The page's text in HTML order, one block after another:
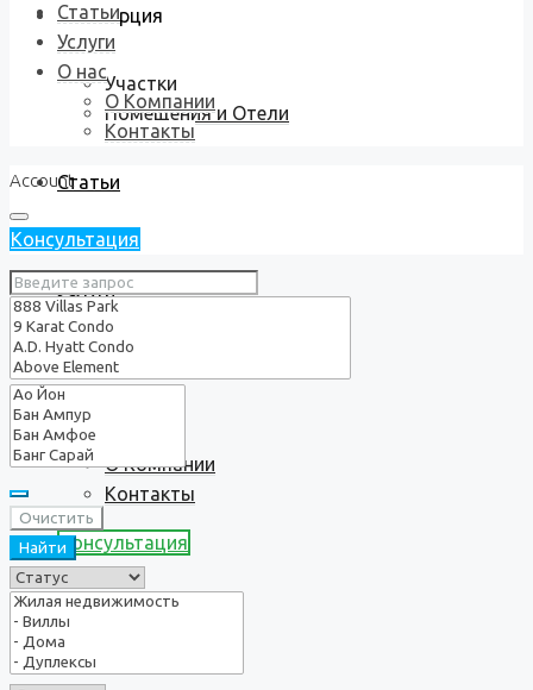
Коммерция
Участки
Помещения и Отели
Статьи
Услуги
О нас
О Компании
Контакты
Консультация
Статьи
Услуги
О нас
О Компании
Контакты
Account
Консультация
Очистить
Найти